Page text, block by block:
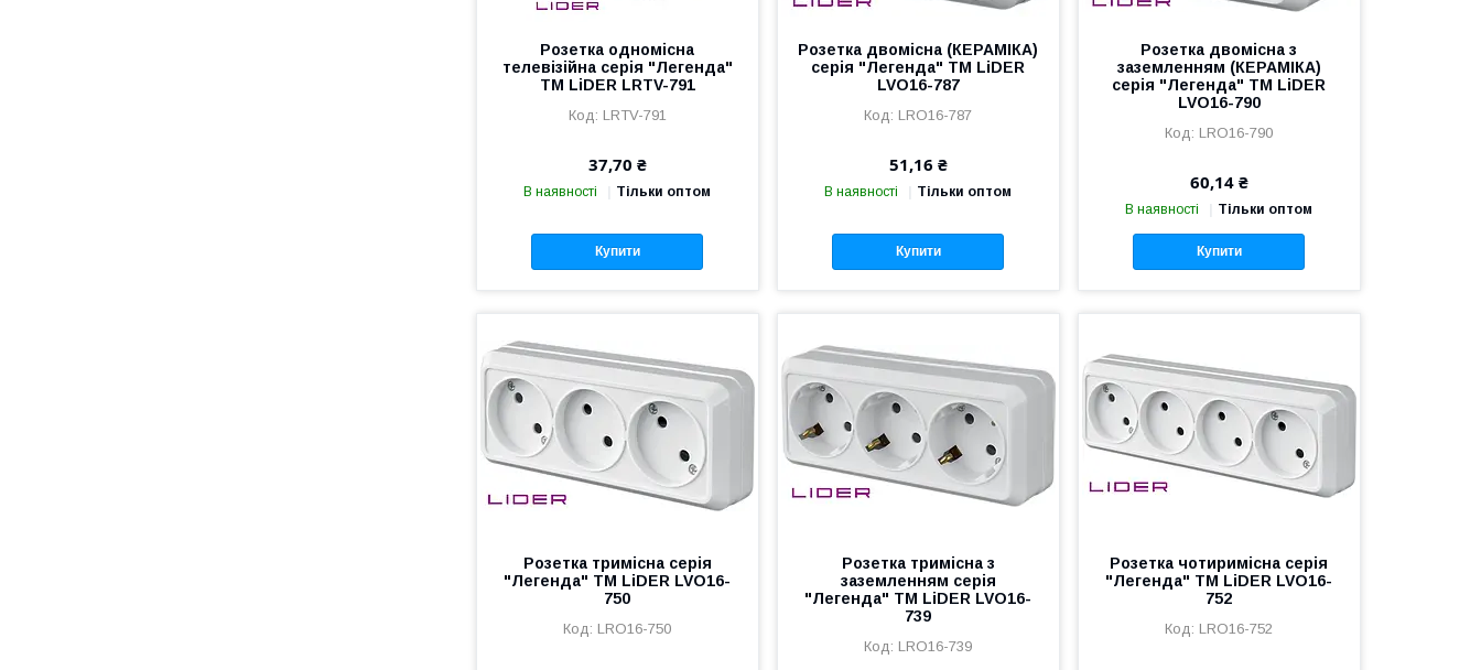
Розетка одномісна
телевізійна серія "Легенда"
TM LiDER LRTV-791
LRTV-791
37,70 ₴
В наявності Тільки оптом
Купити
Розетка двомісна (КЕРАМІКА)
серія "Легенда" TM LiDER
LVO16-787
LRO16-787
51,16 ₴
В наявності Тільки оптом
Купити
Розетка двомісна з
заземленням (КЕРАМІКА)
серія "Легенда" TM LiDER
LVO16-790
LRO16-790
60,14 ₴
В наявності Тільки оптом
Купити
Розетка тримісна серія
"Легенда" TM LiDER LVO16-
750
LRO16-750
Розетка тримісна з
заземленням серія
"Легенда" TM LiDER LVO16-
739
LRO16-739
Розетка чотиримісна серія
"Легенда" TM LiDER LVO16-
752
LRO16-752